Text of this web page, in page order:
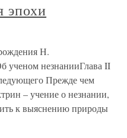
эпохи
Н.
незнанииГлава II
Прежде чем
– учение о незнании,
к выяснению природы